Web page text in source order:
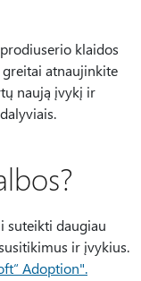
klaidos
atnaujinkite
naują įvykį ir
suteikti daugiau
ir įvykius.
Adoption".